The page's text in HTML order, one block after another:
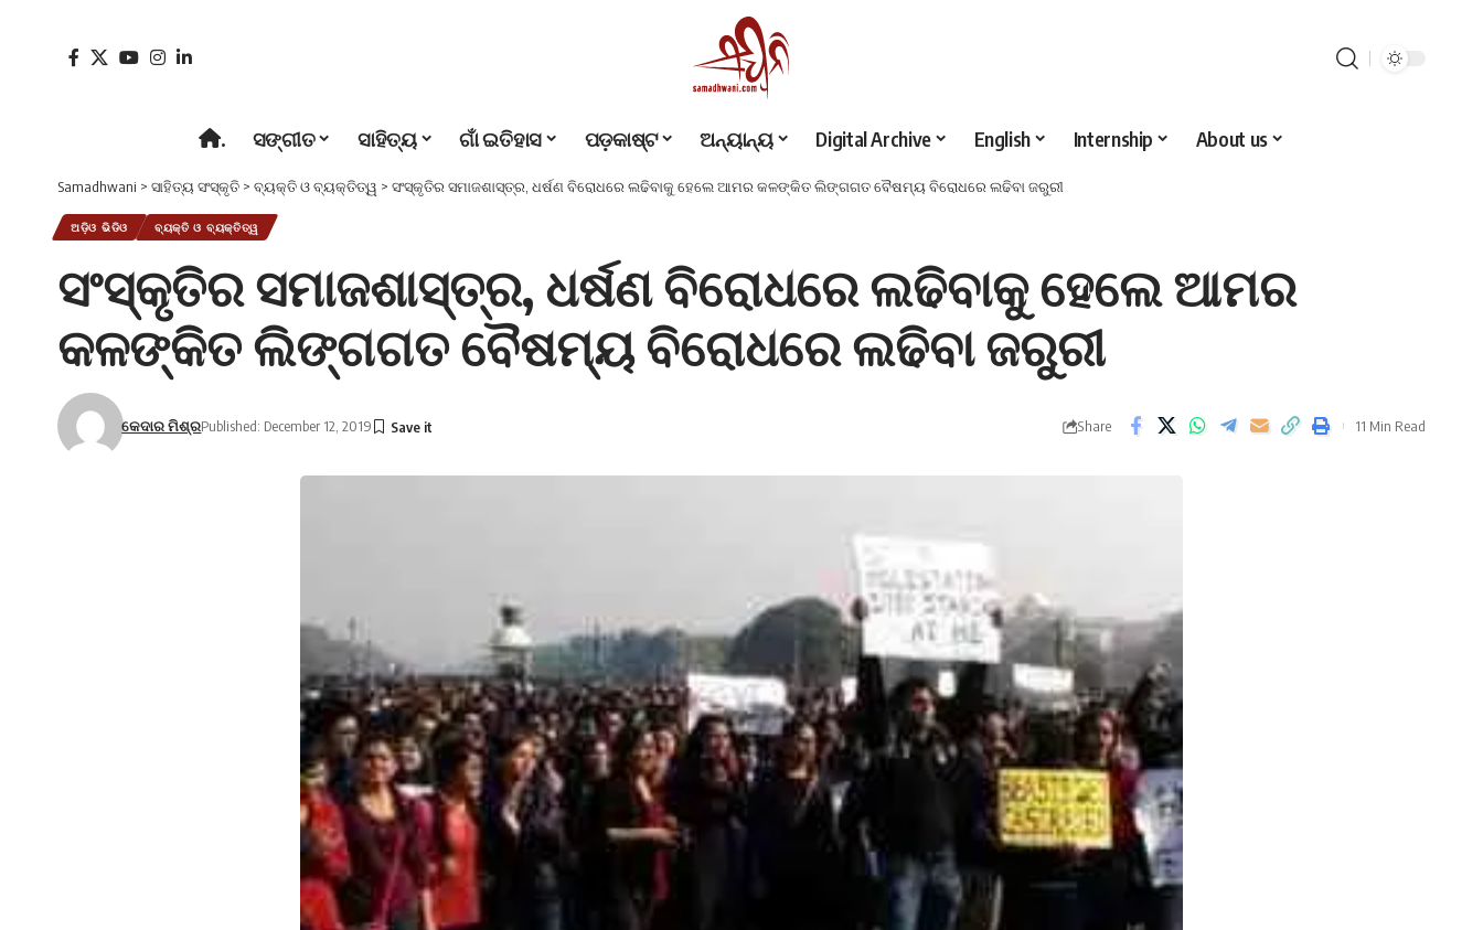
. ସଙ୍ଗୀତ ସାହିତ୍ୟ ଗାଁ ଇତିହାସ ପଡ଼କାଷ୍ଟ ଅନ୍ୟାନ୍ୟ Digital Archive English Internship About us
Samadhwani > ସାହିତ୍ୟ ସଂସ୍କୃତି > ବ୍ୟକ୍ତି ଓ ବ୍ୟକ୍ତିତ୍ୱ > ସଂସ୍କୃତିର ସମାଜଶାସ୍ତ୍ର, ଧର୍ଷଣ ବିରୋଧରେ ଲଢିବାକୁ ହେଲେ ଆମର କଳଙ୍କିତ ଲିଙ୍ଗଗତ ବୈଷମ୍ୟ ବିରୋଧରେ ଲଢିବା ଜରୁରୀ
ଅଡ଼ିଓ ଭିଡିଓ ବ୍ୟକ୍ତି ଓ ବ୍ୟକ୍ତିତ୍ୱ
ସଂସ୍କୃତିର ସମାଜଶାସ୍ତ୍ର, ଧର୍ଷଣ ବିରୋଧରେ ଲଢିବାକୁ ହେଲେ ଆମର
କଳଙ୍କିତ ଲିଙ୍ଗଗତ ବୈଷମ୍ୟ ବିରୋଧରେ ଲଢିବା ଜରୁରୀ
କେଦାର ମିଶ୍ରPublished: December 12, 2019 Share 11 Min Read